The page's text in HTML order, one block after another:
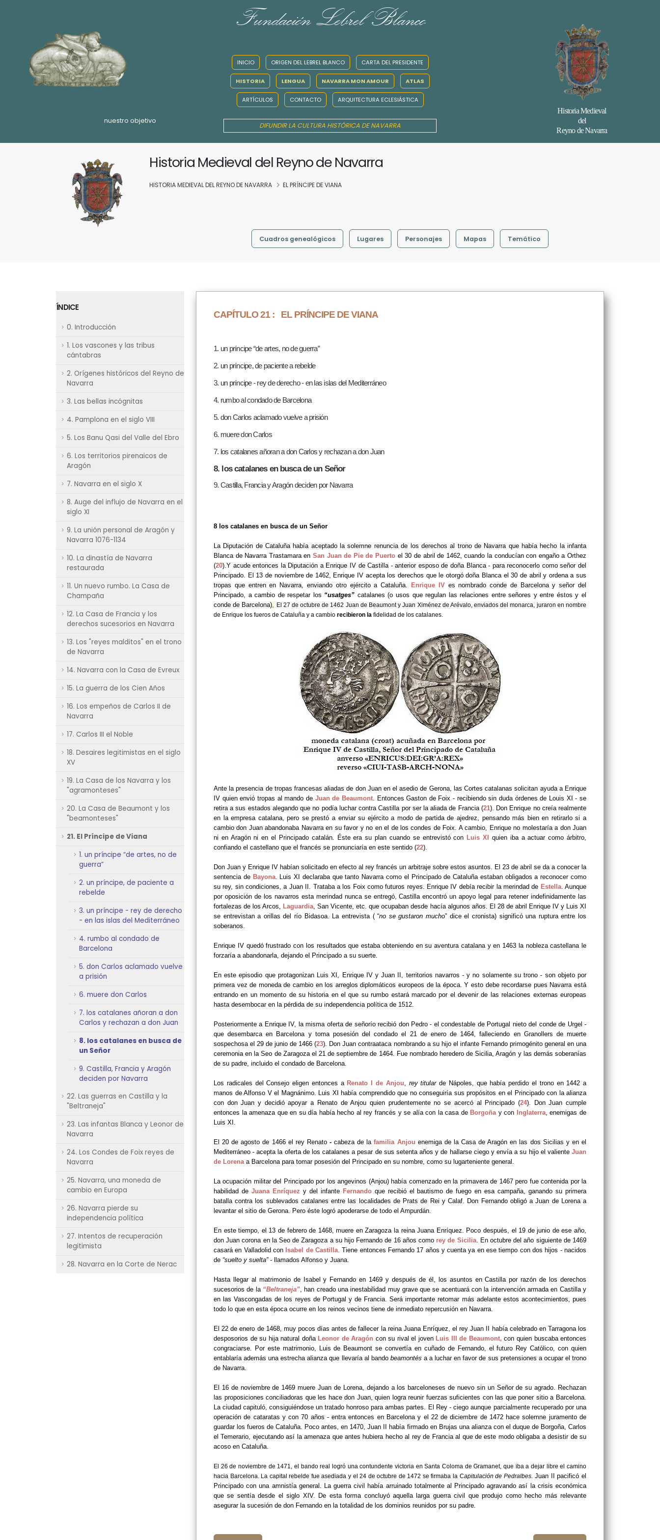
nuestro objetivo
Fundación Lebrel Blanco
INICIO ORIGEN DEL LEBREL BLANCO CARTA DEL PRESIDENTE
HISTORIA LENGUA NAVARRA MON AMOUR ATLAS
ARTÍCULOS CONTACTO ARQUITECTURA ECLESIÁSTICA
DIFUNDIR LA CULTURA HISTÓRICA DE NAVARRA
Historia Medieval
del
Reyno de Navarra
Historia Medieval del Reyno de Navarra
HISTORIA MEDIEVAL DEL REYNO DE NAVARRA EL PRÍNCIPE DE VIANA
Cuadros genealógicos Lugares Personajes Mapas Temático
ÍNDICE
0. Introducción
1. Los vascones y las tribus
cántabras
2. Orígenes históricos del Reyno de
Navarra
3. Las bellas incógnitas
4. Pamplona en el siglo VIII
5. Los Banu Qasi del Valle del Ebro
6. Los territorios pirenaicos de
Aragón
7. Navarra en el siglo X
8. Auge del influjo de Navarra en el
siglo XI
9. La unión personal de Aragón y
Navarra 1076-1134
10. La dinastía de Navarra
restaurada
11. Un nuevo rumbo. La Casa de
Champaña
12. La Casa de Francia y los
derechos sucesorios en Navarra
13. Los "reyes malditos" en el trono
de Navarra
14. Navarra con la Casa de Evreux
15. La guerra de los Cien Años
16. Los empeños de Carlos II de
Navarra
17. Carlos III el Noble
18. Desaires legitimistas en el siglo
XV
19. La Casa de los Navarra y los
"agramonteses"
20. La Casa de Beaumont y los
"beamonteses"
21. El Príncipe de Viana
1. un príncipe “de artes, no de
guerra”
2. un príncipe, de paciente a
rebelde
3. un príncipe - rey de derecho
- en las islas del Mediterráneo
4. rumbo al condado de
Barcelona
5. don Carlos aclamado vuelve
a prisión
6. muere don Carlos
7. los catalanes añoran a don
Carlos y rechazan a don Juan
8. los catalanes en busca de
un Señor
9. Castilla, Francia y Aragón
deciden por Navarra
22. Las guerras en Castilla y la
"Beltraneja"
23. Las infantas Blanca y Leonor de
Navarra
24. Los Condes de Foix reyes de
Navarra
25. Navarra, una moneda de
cambio en Europa
26. Navarra pierde su
independencia política
27. Intentos de recuperación
legitimista
28. Navarra en la Corte de Nerac
CAPÍTULO 21 : EL PRÍNCIPE DE VIANA
1. un príncipe “de artes, no de guerra”
2. un príncipe, de paciente a rebelde
3. un príncipe - rey de derecho - en las islas del Mediterráneo
4. rumbo al condado de Barcelona
5. don Carlos aclamado vuelve a prisión
6. muere don Carlos
7. los catalanes añoran a don Carlos y rechazan a don Juan
8. los catalanes en busca de un Señor
9. Castilla, Francia y Aragón deciden por Navarra
8 los catalanes en busca de un Señor
La Diputación de Cataluña había aceptado la solemne renuncia de los derechos al trono de Navarra que había hecho la infanta
Blanca de Navarra Trastamara enSan Juan de Pie de Puerto el 30 de abril de 1462, cuando la conducían con engaño a Orthez
(20).Y acude entonces la Diputación a Enrique IV de Castilla - anterior esposo de doña Blanca - para reconocerlo como señor del
Principado. El 13 de noviembre de 1462, Enrique IV acepta los derechos que le otorgó doña Blanca el 30 de abril y ordena a sus
tropas que entren en Navarra, enviando otro ejército a Cataluña.
Enrique IV es nombrado conde de Barcelona y señor del
Principado, a cambio de respetar los “usatges” catalanes (o usos que regulan las relaciones entre señores y entre éstos y el
conde de Barcelona), El 27 de octubre de 1462 Juan de Beaumont y Juan Ximénez de Arévalo, enviados del monarca, juraron en nombre
de Enrique los fueros de Cataluña y a cambio recibieron la fidelidad de los catalanes.
Ante la presencia de tropas francesas aliadas de don Juan en el asedio de Gerona, las Cortes catalanas solicitan ayuda a Enrique
IV quien envió tropas al mando de Juan de Beaumont. Entonces Gaston de Foix - recibiendo sin duda órdenes de Louis XI - se
retira a sus estados alegando que no podía luchar contra Castilla por ser la aliada de Francia (21). Don Enrique no creía realmente
en la empresa catalana, pero se prestó a enviar su ejército a modo de partida de ajedrez, pensando más bien en retirarlo si a
cambio don Juan abandonaba Navarra en su favor y no en el de los condes de Foix. A cambio, Enrique no molestaría a don Juan
ni en Aragón ni en el Principado catalán. Éste era su plan cuando se entrevistó con Luis XI
quien iba a actuar como árbitro,
confiando el castellano que el francés se pronunciaría en este sentido (22).
Don Juan y Enrique IV habían solicitado en efecto al rey francés un arbitraje sobre estos asuntos. El 23 de abril se da a conocer la
sentencia de Bayona. Luis XI declaraba que tanto Navarra como el Principado de Cataluña estaban obligados a reconocer como
su rey, sin condiciones, a Juan II. Trataba a los Foix como futuros reyes. Enrique IV debía recibir la merindad de Estella. Aunque
por oposición de los navarros esta merindad nunca se entregó, Castilla encontró un apoyo legal para retener indefinidamente las
fortalezas de los Arcos, Laguardia, San Vicente, etc. que ocupaban desde hacía algunos años. El 28 de abril Enrique IV y Luis XI
se entrevistan a orillas del río Bidasoa. La entrevista ( “no se gustaron mucho” dice el cronista) significó una ruptura entre los
soberanos.
Enrique IV quedó frustrado con los resultados que estaba obteniendo en su aventura catalana y en 1463 la nobleza castellana le
forzaría a abandonarla, dejando el Principado a su suerte.
En este episodio que protagonizan Luis XI, Enrique IV y Juan II, territorios navarros - y no solamente su trono - son objeto por
primera vez de moneda de cambio en los arreglos diplomáticos europeos de la época. Y esto debe recordarse pues Navarra está
entrando en un momento de su historia en el que su rumbo estará marcado por el devenir de las relaciones externas europeas
hasta desembocar en la pérdida de su independencia política de 1512.
Posteriormente a Enrique IV, la misma oferta de señorío recibió don Pedro - el condestable de Portugal nieto del conde de Urgel -
que desembarca en Barcelona y toma posesión del condado el 21 de enero de 1464, falleciendo en Granollers de muerte
sospechosa el 29 de junio de 1466 (23). Don Juan contraataca nombrando a su hijo el infante Fernando primogénito general en una
ceremonia en la Seo de Zaragoza el 21 de septiembre de 1464. Fue nombrado heredero de Sicilia, Aragón y las demás soberanías
de su padre, incluido el condado de Barcelona.
Los radicales del Consejo eligen entonces a Renato I de Anjou, rey titularde Nápoles, que había perdido el trono en 1442 a
manos de Alfonso V el Magnánimo. Luis XI había comprendido que no conseguiría sus propósitos en el Principado con la alianza
con don Juan y decidió apoyar a Renato de Anjou quien prudentemente no se acercó al Principado (24). Don Juan cumple
entonces la amenaza que en su día había hecho al rey francés y se alía con la casa de Borgoña y con Inglaterra, enemigas de
Luis XI.
El 20 de agosto de 1466 el rey Renato - cabeza de lafamilia Anjou enemiga de la Casa de Aragón en las dos Sicilias y en el
Mediterráneo - acepta la oferta de los catalanes a pesar de sus setenta años y de hallarse ciego y envía a su hijo el valiente Juan
de Lorena a Barcelona para tomar posesión del Principado en su nombre, como su lugarteniente general.
La ocupación militar del Principado por los angevinos (Anjou) había comenzado en la primavera de 1467 pero fue contenida por la
habilidad de Juana Enríquez y del infante Fernando que recibió el bautismo de fuego en esa campaña, ganando su primera
batalla contra los sublevados catalanes entre las localidades de Prats de Rei y Calaf. Don Fernando obligó a Juan de Lorena a
levantar el sitio de Gerona. Pero éste logró apoderarse de todo el Ampurdán.
En este tiempo, el 13 de febrero de 1468, muere en Zaragoza la reina Juana Enríquez. Poco después, el 19 de junio de ese año,
don Juan corona en la Seo de Zaragoza a su hijo Fernando de 16 años como rey de Sicilia. En octubre del año siguiente de 1469
casará en Valladolid con Isabel de Castilla. Tiene entonces Fernando 17 años y cuenta ya en ese tiempo con dos hijos - nacidos
de “suelto y suelta” - llamados Alfonso y Juana.
Hasta llegar al matrimonio de Isabel y Fernando en 1469 y después de él, los asuntos en Castilla por razón de los derechos
sucesorios de la “Beltraneja”, han creado una inestabilidad muy grave que se acentuará con la intervención armada en Castilla y
en las Vascongadas de los reyes de Portugal y de Francia. Será importante retomar más adelante estos acontecimientos, pues
todo lo que en esta época ocurre en los reinos vecinos tiene de inmediato repercusión en Navarra.
El 22 de enero de 1468, muy pocos días antes de fallecer la reina Juana Enríquez, el rey Juan II había celebrado en Tarragona los
desposorios de su hija natural doña Leonor de Aragón con su rival el joven Luis III de Beaumont,con quien buscaba entonces
congraciarse. Por este matrimonio, Luis de Beaumont se convertía en cuñado de Fernando, el futuro Rey Católico, con quien
entablaría además una estrecha alianza que llevaría al bando beamontés a a luchar en favor de sus pretensiones a ocupar el trono
de Navarra.
El 16 de noviembre de 1469 muere Juan de Lorena, dejando a los barceloneses de nuevo sin un Señor de su agrado. Rechazan
las proposiciones conciliadoras que les hace don Juan, quien logra reunir fuerzas suficientes con las que poner sitio a Barcelona.
La ciudad capituló, consiguiéndose un tratado honroso para ambas partes. El Rey - ciego aunque parcialmente recuperado por una
operación de cataratas y con 70 años - entra entonces en Barcelona y el 22 de diciembre de 1472 hace solemne juramento de
guardar los fueros de Cataluña. Poco antes, en 1470, Juan II había firmado en Brujas una alianza con el duque de Borgoña, Carlos
el Temerario, ejecutando así la amenaza que antes hubiera hecho al rey de Francia al que de este modo obligaba a desistir de su
acoso en Cataluña.
El 26 de noviembre de 1471, el bando real logró unacontundente victoria en Santa Coloma de Gramanet, que iba a dejar libre el camino
hacia Barcelona. La capital rebelde fue asediada y el 24 de octubre de 1472 se firmaba la Capitulación de Pedralbes. Juan II pacificó el
Principado con una amnistía general. La guerra civil había arruinado totalmente al Principado agravando así la crisis económica
que se sentía desde el siglo XIV. De esta forma concluyó aquella larga guerra civil que produjo como hecho más relevante
asegurar la sucesión de don Fernando en la totalidad de los dominios reunidos por su padre.